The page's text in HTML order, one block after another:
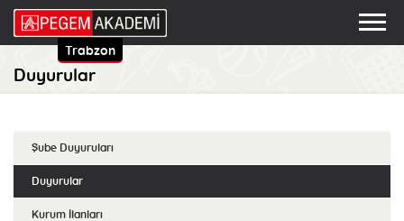
Trabzon
Duyurular
Şube Duyuruları
Duyurular
Kurum İlanları